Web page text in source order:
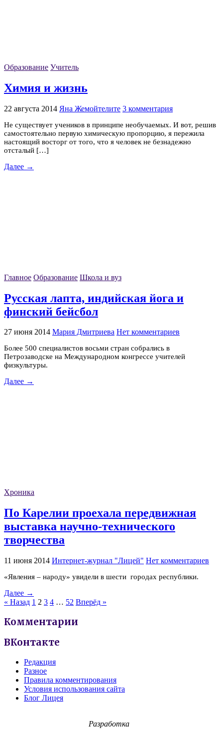
Образование Учитель
Химия и жизнь
22 августа 2014 Яна Жемойтелите 3 комментария
Не существует учеников в принципе необучаемых. И вот, решив
самостоятельно первую химическую пропорцию, я пережила
настоящий восторг от того, что я человек не безнадежно
отсталый […]
Далее →
Главное Образование Школа и вуз
Русская лапта, индийская йога и
финский бейсбол
27 июня 2014 Мария Дмитриева Нет комментариев
Более 500 специалистов восьми стран собрались в
Петрозаводске на Международном конгрессе учителей
физкультуры.
Далее →
Хроника
По Карелии проехала передвижная
выставка научно-технического
творчества
11 июня 2014 Интернет-журнал "Лицей" Нет комментариев
«Явления – народу» увидели в шести городах республики.
Далее →
« Назад 1 2 3 4 … 52 Вперёд »
Комментарии
ВКонтакте
Редакция
Разное
Правила комментирования
Условия использования сайта
Блог Лицея
Разработка